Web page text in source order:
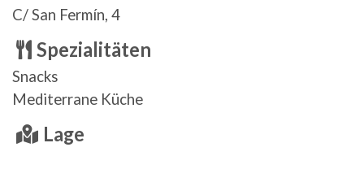
C/ San Fermín, 4
Spezialitäten
Snacks
Mediterrane Küche
Lage